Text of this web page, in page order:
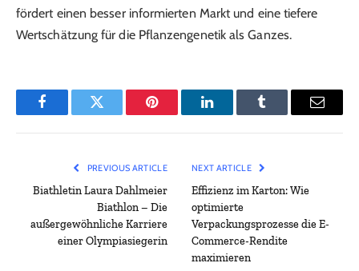
fördert einen besser informierten Markt und eine tiefere
Wertschätzung für die Pflanzengenetik als Ganzes.
FacebookTwitter Pinterest LinkedInTumblr Email
PREVIOUS ARTICLE
Biathletin Laura Dahlmeier
Biathlon – Die
außergewöhnliche Karriere
einer Olympiasiegerin
NEXT ARTICLE
Effizienz im Karton: Wie
optimierte
Verpackungsprozesse die E-
Commerce-Rendite
maximieren